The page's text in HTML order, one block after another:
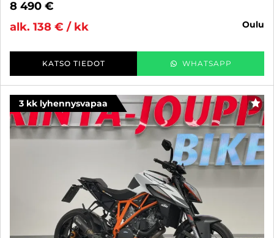
8 490 €
alk. 138 € / kk
oulu
KATSO TIEDOT WHATSAPP
3 kk lyhennysvapaa